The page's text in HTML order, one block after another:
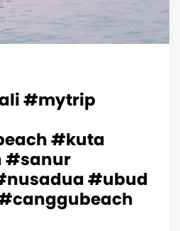
#mytrip
#kuta
#sanur
#ubud